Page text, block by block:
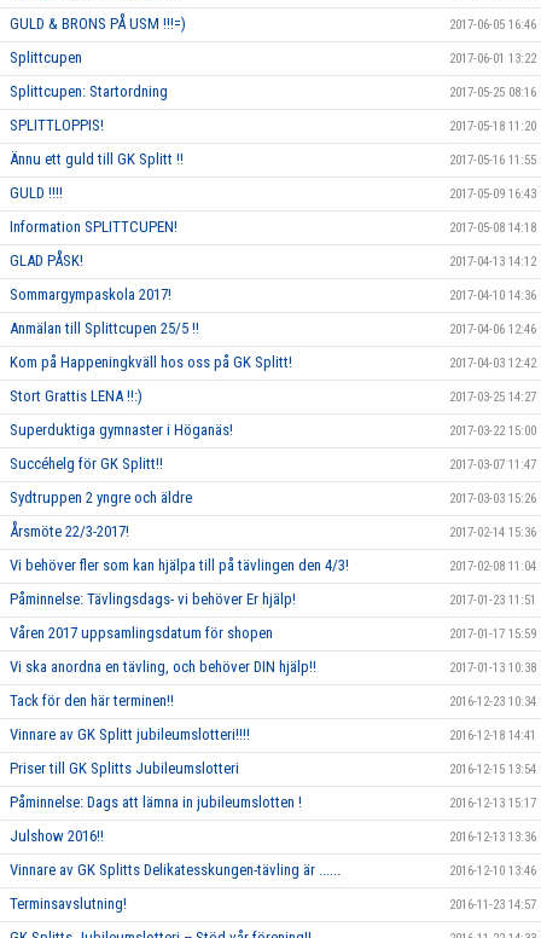
GULD & BRONS PÅ USM !!!=) 2017-06-05 16:46
Splittcupen 2017-06-01 13:22
Splittcupen: Startordning 2017-05-25 08:16
SPLITTLOPPIS! 2017-05-18 11:20
Ännu ett guld till GK Splitt !! 2017-05-16 11:55
GULD !!!! 2017-05-09 16:43
Information SPLITTCUPEN! 2017-05-08 14:18
GLAD PÅSK! 2017-04-13 14:12
Sommargympaskola 2017! 2017-04-10 14:36
Anmälan till Splittcupen 25/5 !! 2017-04-06 12:46
Kom på Happeningkväll hos oss på GK Splitt! 2017-04-03 12:42
Stort Grattis LENA !!:) 2017-03-25 14:27
Superduktiga gymnaster i Höganäs! 2017-03-22 15:00
Succéhelg för GK Splitt!! 2017-03-07 11:47
Sydtruppen 2 yngre och äldre 2017-03-03 15:26
Årsmöte 22/3-2017! 2017-02-14 15:36
Vi behöver fler som kan hjälpa till på tävlingen den 4/3! 2017-02-08 11:04
Påminnelse: Tävlingsdags- vi behöver Er hjälp! 2017-01-23 11:51
Våren 2017 uppsamlingsdatum för shopen 2017-01-17 15:59
Vi ska anordna en tävling, och behöver DIN hjälp!! 2017-01-13 10:38
Tack för den här terminen!! 2016-12-23 10:34
Vinnare av GK Splitt jubileumslotteri!!!! 2016-12-18 14:41
Priser till GK Splitts Jubileumslotteri 2016-12-15 13:54
Påminnelse: Dags att lämna in jubileumslotten ! 2016-12-13 15:17
Julshow 2016!! 2016-12-13 13:36
Vinnare av GK Splitts Delikatesskungen-tävling är ...... 2016-12-10 13:46
Terminsavslutning! 2016-11-23 14:57